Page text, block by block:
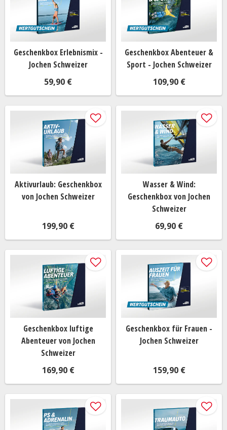
Inspiration und Unterstützung bieten, um ihre
sportlichen Ziele zu erreichen. Egal, ob es sich um ein
Kind handelt, das Fußball spielt, einen Freund, der ins
Fitnessstudio geht, oder ein Familienmitglied, der gerne
wandert - sportliche Geschenke können ihnen helfen, ihr
Engagement für einen gesunden Lebensstil zu festigen
unserer Geschenkideen läuft die beschenkte Person zur
Bestform auf. Entdecke mit unseren sportlichen
Geschenken neue Trendsportarten wieStand Up
oder altbewährtes wie einen Kickertischoder
. Auch beliebtes wieFitnesstracker
zählen zu tollen sportlichen Geschenken.
Für die aktiven und sportbegeisterten Menschen
in deinem Leben
Sportliche Geschenke können eine tolle Möglichkeit sein,
sportliches Leben führen. Egal, ob sie gernelaufen
schwimmen,Rad fahrenoder andere Sportarten
betreiben, es gibt viele Geschenkideen, die ihnen Freude
bereiten können. Hier sind einige Ideen, die du in
Betracht ziehen kannst.
Fitness-Gadgets
Unterstütze ihre sportlichen Aktivitäten mit technischen
Gadgets, die ihnen helfen, ihre Leistung zu verbessern
und ihre Ziele zu erreichen. Ein
Fitness-Tracker
großartige Geschenke sein, die ihnen dabei helfen, ihre
Fortschritte zu verfolgen und motiviert zu bleiben.
Sportbekleidung
Hochwertige Sportbekleidung ist immer ein geschätztes
Geschenkbox Erlebnismix -
Jochen Schweizer
59,90 €
Geschenkbox Abenteuer &
Sport - Jochen Schweizer
109,90 €
Aktivurlaub: Geschenkbox
von Jochen Schweizer
199,90 €
Wasser & Wind:
Geschenkbox von Jochen
Schweizer
69,90 €
Geschenkbox luftige
Abenteuer von Jochen
Schweizer
169,90 €
Geschenkbox für Frauen -
Jochen Schweizer
159,90 €